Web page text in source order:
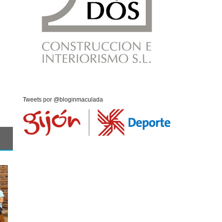
Tweets por @bloginmaculada